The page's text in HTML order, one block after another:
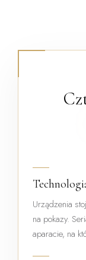
Urządzenia
na pokazy.
aparacie, na